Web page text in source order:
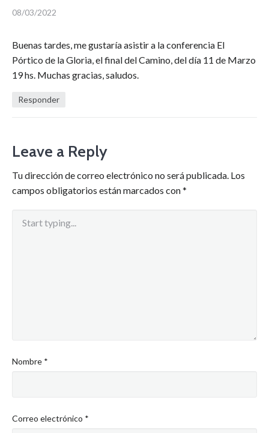
08/03/2022
Buenas tardes, me gustaría asistir a la conferencia El
Pórtico de la Gloria, el final del Camino, del día 11 de Marzo
19 hs. Muchas gracias, saludos.
Responder
Leave a Reply
Tu dirección de correo electrónico no será publicada. Los
campos obligatorios están marcados con*
Nombre *
Correo electrónico *